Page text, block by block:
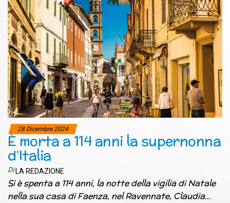
28 Dicembre 2024
È morta a 114 anni la supernonna
d’Italia
Di LA REDAZIONE
Si è spenta a 114 anni, la notte della vigilia di Natale
nella sua casa di Faenza, nel Ravennate, Claudia…